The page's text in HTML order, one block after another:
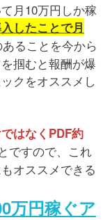
月10万円しか稼
したことで月
ることを今から
掴むと報酬が爆
クをオススメし
はなくPDF約
ですので、これ
オススメできる
万円稼ぐア